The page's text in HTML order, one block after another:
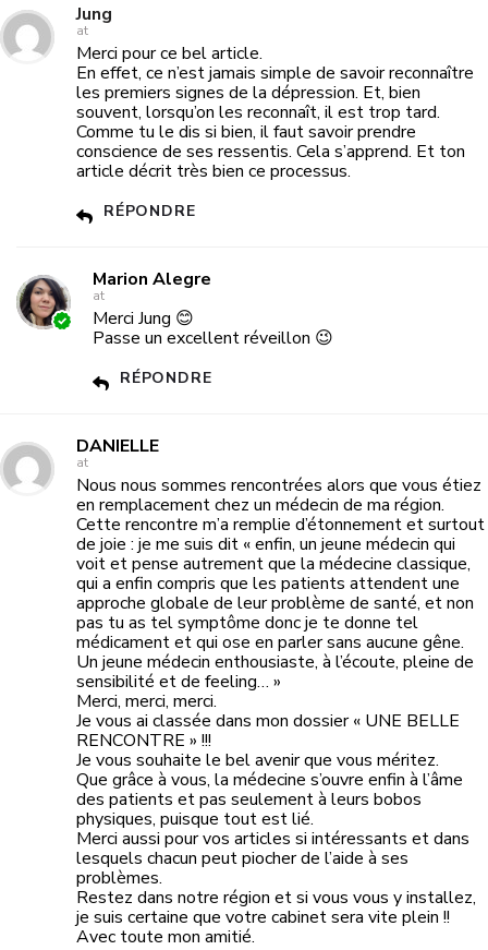
Jung
at
Merci pour ce bel article.
En effet, ce n’est jamais simple de savoir reconnaître
les premiers signes de la dépression. Et, bien
souvent, lorsqu’on les reconnaît, il est trop tard.
Comme tu le dis si bien, il faut savoir prendre
conscience de ses ressentis. Cela s’apprend. Et ton
article décrit très bien ce processus.
RÉPONDRE
Marion Alegre
at
Merci Jung 😊
Passe un excellent réveillon 😉
RÉPONDRE
DANIELLE
at
Nous nous sommes rencontrées alors que vous étiez
en remplacement chez un médecin de ma région.
Cette rencontre m’a remplie d’étonnement et surtout
de joie : je me suis dit « enfin, un jeune médecin qui
voit et pense autrement que la médecine classique,
qui a enfin compris que les patients attendent une
approche globale de leur problème de santé, et non
pas tu as tel symptôme donc je te donne tel
médicament et qui ose en parler sans aucune gêne.
Un jeune médecin enthousiaste, à l’écoute, pleine de
sensibilité et de feeling… »
Merci, merci, merci.
Je vous ai classée dans mon dossier « UNE BELLE
RENCONTRE » !!!
Je vous souhaite le bel avenir que vous méritez.
Que grâce à vous, la médecine s’ouvre enfin à l’âme
des patients et pas seulement à leurs bobos
physiques, puisque tout est lié.
Merci aussi pour vos articles si intéressants et dans
lesquels chacun peut piocher de l’aide à ses
problèmes.
Restez dans notre région et si vous vous y installez,
je suis certaine que votre cabinet sera vite plein !!
Avec toute mon amitié.